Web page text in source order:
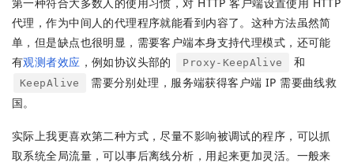
代理，作为中间人的代理程序就能看到内容了。这种方法虽然简
单，但是缺点也很明显，需要客户端本身支持代理模式，还可能
有观测者效应 ，例如协议头部的 Proxy-KeepAlive 和
KeepAlive
需要分别处理，服务端获得客户端 IP 需要曲线救
国。
实际上我更喜欢第二种方式，尽量不影响被调试的程序，可以抓
取系统全局流量，可以事后离线分析，用起来更加灵活。一般来